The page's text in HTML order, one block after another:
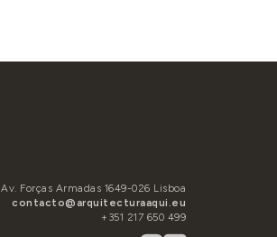
Av. Forças Armadas 1649-026 Lisboa
contacto@arquitecturaaqui.eu
+351 217 650 499